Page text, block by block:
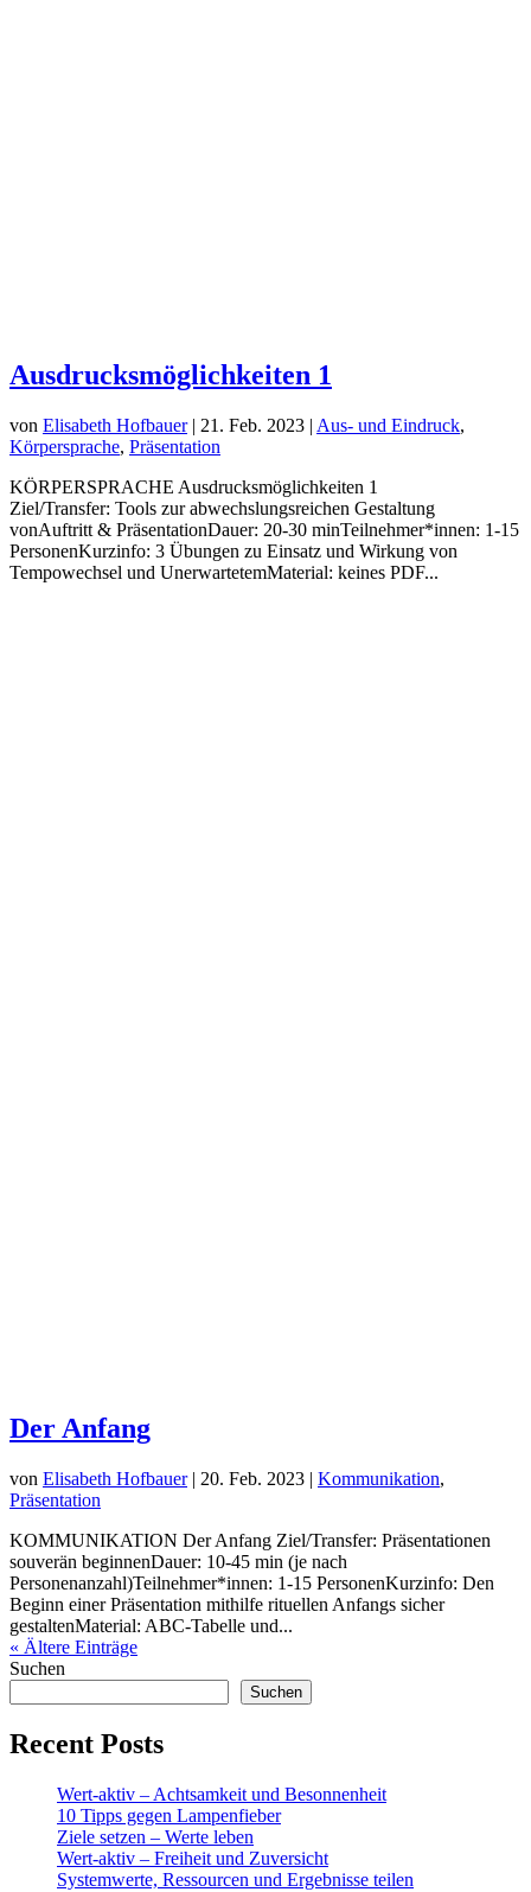
Ausdrucksmöglichkeiten 1
von Elisabeth Hofbauer| 21. Feb. 2023 | Aus- und Eindruck,
Körpersprache, Präsentation
KÖRPERSPRACHE Ausdrucksmöglichkeiten 1
Ziel/Transfer: Tools zur abwechslungsreichen Gestaltung
vonAuftritt & PräsentationDauer: 20-30 minTeilnehmer*innen: 1-15
PersonenKurzinfo: 3 Übungen zu Einsatz und Wirkung von
Tempowechsel und UnerwartetemMaterial: keines PDF...
Der Anfang
von Elisabeth Hofbauer| 20. Feb. 2023 | Kommunikation,
Präsentation
KOMMUNIKATION Der Anfang Ziel/Transfer: Präsentationen
souverän beginnenDauer: 10-45 min (je nach
Personenanzahl)Teilnehmer*innen: 1-15 PersonenKurzinfo: Den
Beginn einer Präsentation mithilfe rituellen Anfangs sicher
gestaltenMaterial: ABC-Tabelle und...
« Ältere Einträge
Suchen
Suchen
Recent Posts
Wert-aktiv – Achtsamkeit und Besonnenheit
10 Tipps gegen Lampenfieber
Ziele setzen – Werte leben
Wert-aktiv – Freiheit und Zuversicht
Systemwerte, Ressourcen und Ergebnisse teilen